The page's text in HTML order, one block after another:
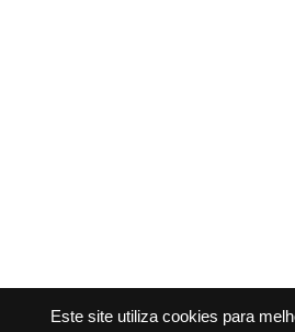
Este site utiliza cookies para